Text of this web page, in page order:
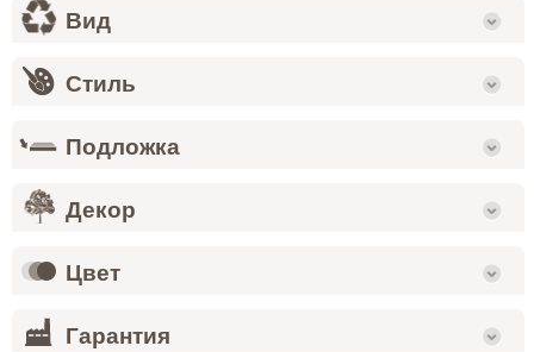
Вид
Стиль
Подложка
Декор
Цвет
Гарантия